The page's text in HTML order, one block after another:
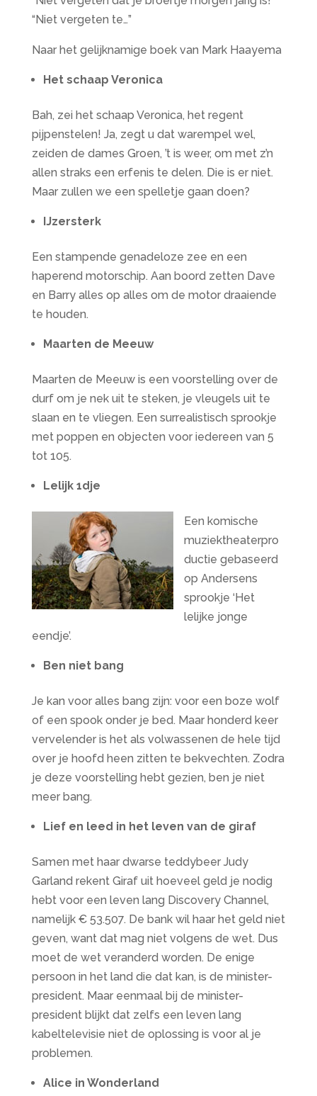
“Niet vergeten te…”
Naar het gelijknamige boek van Mark Haayema
Het schaap Veronica
Bah, zei het schaap Veronica, het regent
pijpenstelen! Ja, zegt u dat warempel wel,
zeiden de dames Groen, ’t is weer, om met z’n
allen straks een erfenis te delen. Die is er niet.
Maar zullen we een spelletje gaan doen?
IJzersterk
Een stampende genadeloze zee en een
haperend motorschip. Aan boord zetten Dave
en Barry alles op alles om de motor draaiende
te houden.
Maarten de Meeuw
Maarten de Meeuw is een voorstelling over de
durf om je nek uit te steken, je vleugels uit te
slaan en te vliegen. Een surrealistisch sprookje
met poppen en objecten voor iedereen van 5
tot 105.
Lelijk 1dje
Een komische
muziektheaterpro
ductie gebaseerd
op Andersens
sprookje ‘Het
lelijke jonge
eendje’.
Ben niet bang
Je kan voor alles bang zijn: voor een boze wolf
of een spook onder je bed. Maar honderd keer
vervelender is het als volwassenen de hele tijd
over je hoofd heen zitten te bekvechten. Zodra
je deze voorstelling hebt gezien, ben je niet
meer bang.
Lief en leed in het leven van de giraf
Samen met haar dwarse teddybeer Judy
Garland rekent Giraf uit hoeveel geld je nodig
hebt voor een leven lang Discovery Channel,
namelijk € 53.507. De bank wil haar het geld niet
geven, want dat mag niet volgens de wet. Dus
moet de wet veranderd worden. De enige
persoon in het land die dat kan, is de minister-
president. Maar eenmaal bij de minister-
president blijkt dat zelfs een leven lang
kabeltelevisie niet de oplossing is voor al je
problemen.
Alice in Wonderland